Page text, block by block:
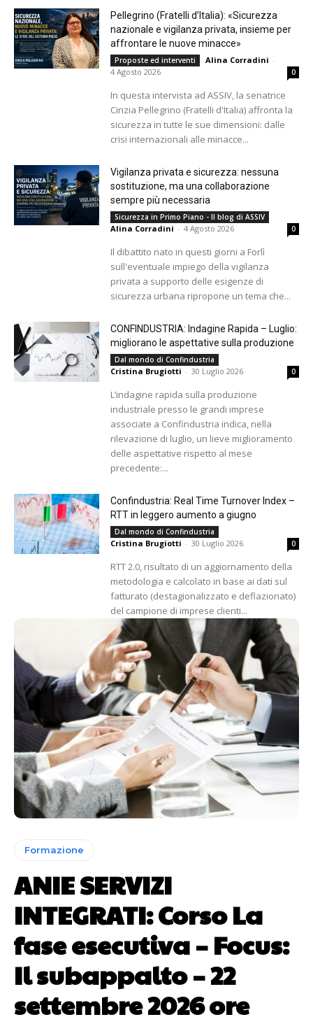
Pellegrino (Fratelli d’Italia): «Sicurezza
nazionale e vigilanza privata, insieme per
affrontare le nuove minacce»
Proposte ed interventi Alina Corradini -
4 Agosto 2026
0
In questa intervista ad ASSIV, la senatrice
Cinzia Pellegrino (Fratelli d'Italia) affronta la
sicurezza in tutte le sue dimensioni: dalle
crisi internazionali alle minacce...
Vigilanza privata e sicurezza: nessuna
sostituzione, ma una collaborazione
sempre più necessaria
Sicurezza in Primo Piano - Il blog di ASSIV
Alina Corradini - 4 Agosto 2026 0
Il dibattito nato in questi giorni a Forlì
sull'eventuale impiego della vigilanza
privata a supporto delle esigenze di
sicurezza urbana ripropone un tema che...
CONFINDUSTRIA: Indagine Rapida – Luglio:
migliorano le aspettative sulla produzione
Dal mondo di Confindustria
Cristina Brugiotti - 30 Luglio 2026 0
L’indagine rapida sulla produzione
industriale presso le grandi imprese
associate a Confindustria indica, nella
rilevazione di luglio, un lieve miglioramento
delle aspettative rispetto al mese
precedente:...
Confindustria: Real Time Turnover Index –
RTT in leggero aumento a giugno
Dal mondo di Confindustria
Cristina Brugiotti - 30 Luglio 2026 0
RTT 2.0, risultato di un aggiornamento della
metodologia e calcolato in base ai dati sul
fatturato (destagionalizzato e deflazionato)
del campione di imprese clienti...
Formazione
ANIE SERVIZI
INTEGRATI: Corso La
fase esecutiva – Focus:
Il subappalto – 22
settembre 2026 ore